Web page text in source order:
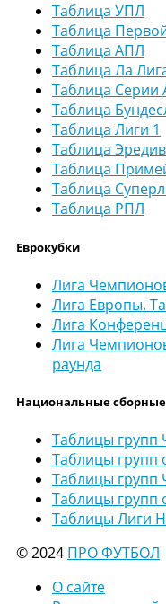
Таблица УПЛ
Таблица
Таблица АПЛ
Таблица Ла
Таблица Серии
Таблица
Таблица Лиги 1
Таблица
Таблица
Таблица
Таблица РПЛ
Еврокубки
Лига
Лига Европы.
Лига
Лига
раунда
Национальные сборные
Таблицы групп
Таблицы групп
Таблицы групп
Таблицы групп
Таблицы Лиги
© 2024 ПРО ФУТБОЛ
О сайте